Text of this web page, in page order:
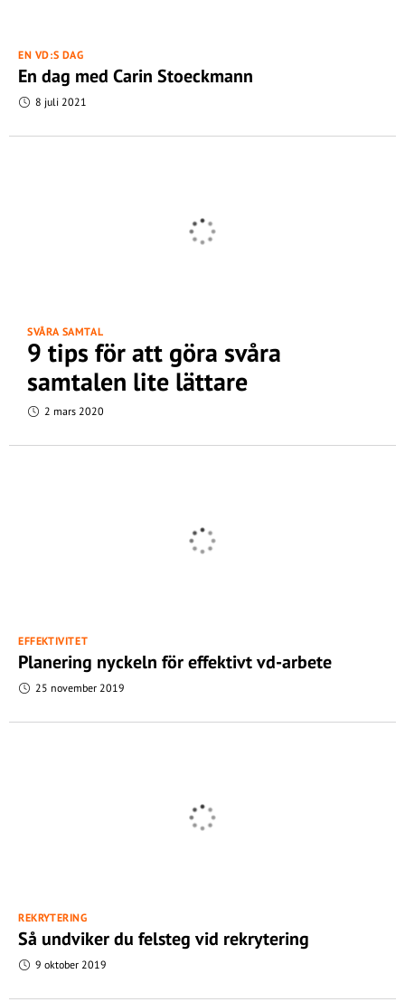
EN VD:S DAG
En dag med Carin Stoeckmann
8 juli 2021
SVÅRA SAMTAL
9 tips för att göra svåra
samtalen lite lättare
2 mars 2020
EFFEKTIVITET
Planering nyckeln för effektivt vd-arbete
25 november 2019
REKRYTERING
Så undviker du felsteg vid rekrytering
9 oktober 2019